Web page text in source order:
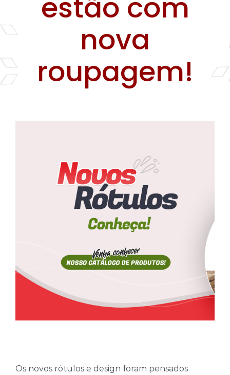
Farinhas
Temperos
Verduras
Tomates
nova
roupagem!
Os novos rótulos e design foram pensados